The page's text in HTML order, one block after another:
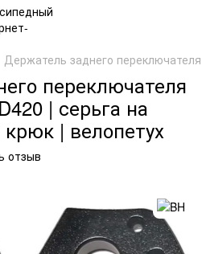
Держатель заднего
переключателя
| серьга на
| велопетух
отзыв